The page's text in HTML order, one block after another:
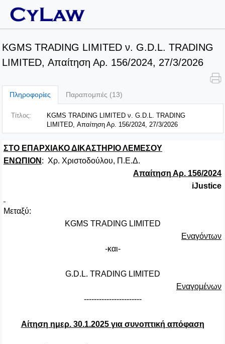
KGMS TRADING LIMITED ν. G.D.L. TRADING
LIMITED, Απαίτηση Αρ. 156/2024, 27/3/2026
Πληροφορίες Παραπομπές (13)
Τίτλος:
KGMS TRADING LIMITED ν. G.D.L. TRADING
LIMITED, Απαίτηση Αρ. 156/2024, 27/3/2026
ΣΤΟ ΕΠΑΡΧΙΑΚΟ ΔΙΚΑΣΤΗΡΙΟ ΛΕΜΕΣΟΥ
ΕΝΩΠΙΟΝ : Χρ. Χριστοδούλου, Π.Ε.Δ.
Απαίτηση Αρ. 156/2024
iJustice
Μεταξύ:
KGMS TRADING LIMITED
Εναγόντων
-και-
G.D.L. TRADING LIMITED
Εναγομένων
-----------------------
Αίτηση ημερ. 30.1.2025 για συνοπτική απόφαση